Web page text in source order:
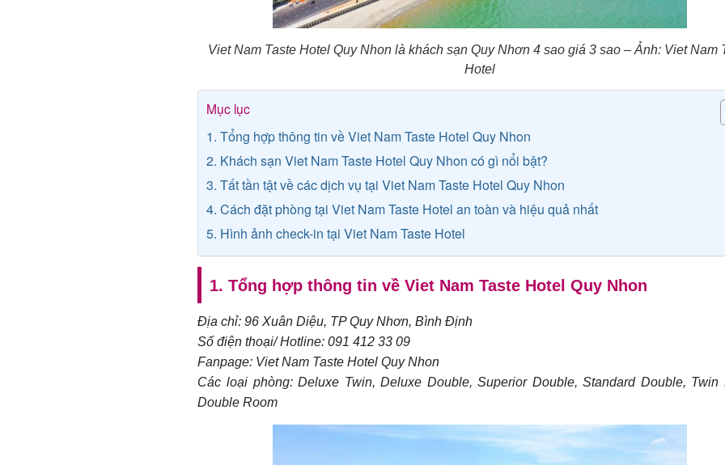
Viet Nam Taste Hotel Quy Nhon là khách sạn Quy Nhơn 4 sao giá 3 sao – Ảnh: Viet Nam
Hotel
Mục lục
1. Tổng hợp thông tin về Viet Nam Taste Hotel Quy Nhon
2. Khách sạn Viet Nam Taste Hotel Quy Nhon có gì nổi bật?
3. Tất tần tật về các dịch vụ tại Viet Nam Taste Hotel Quy Nhon
4. Cách đặt phòng tại Viet Nam Taste Hotel an toàn và hiệu quả nhất
5. Hình ảnh check-in tại Viet Nam Taste Hotel
1. Tổng hợp thông tin về Viet Nam Taste Hotel Quy Nhon
Địa chỉ: 96 Xuân Diệu, TP Quy Nhơn, Bình Định
Số điện thoại/ Hotline: 091 412 33 09
Fanpage: Viet Nam Taste Hotel Quy Nhon
Các loại phòng: Deluxe Twin, Deluxe Double, Superior Double, Standard Double, Twin
Double Room